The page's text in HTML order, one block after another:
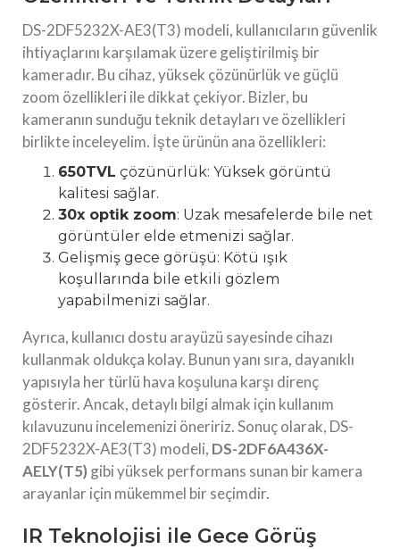
DS-2DF5232X-AE3(T3) modeli, kullanıcıların güvenlik
ihtiyaçlarını karşılamak üzere geliştirilmiş bir
kameradır. Bu cihaz, yüksek çözünürlük ve güçlü
zoom özellikleri ile dikkat çekiyor. Bizler, bu
kameranın sunduğu teknik detayları ve özellikleri
birlikte inceleyelim. İşte ürünün ana özellikleri:
650TVL çözünürlük: Yüksek görüntü
kalitesi sağlar.
30x optik zoom: Uzak mesafelerde bile net
görüntüler elde etmenizi sağlar.
Gelişmiş gece görüşü: Kötü ışık
koşullarında bile etkili gözlem
yapabilmenizi sağlar.
Ayrıca, kullanıcı dostu arayüzü sayesinde cihazı
kullanmak oldukça kolay. Bunun yanı sıra, dayanıklı
yapısıyla her türlü hava koşuluna karşı direnç
gösterir. Ancak, detaylı bilgi almak için kullanım
kılavuzunu incelemenizi öneririz. Sonuç olarak, DS-
2DF5232X-AE3(T3) modeli, DS-2DF6A436X-
AELY(T5) gibi yüksek performans sunan bir kamera
arayanlar için mükemmel bir seçimdir.
IR Teknolojisi ile Gece Görüş